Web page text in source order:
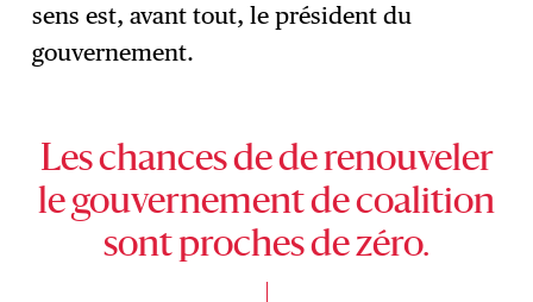
sens est, avant tout, le président du
gouvernement.
Les chances de de renouveler
le gouvernement de coalition
sont proches de zéro.